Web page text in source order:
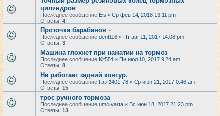
цилиндров
Последнее сообщение Eis « Ср фев 14, 2018 13:11 pm
Ответы: 4
Проточка барабанов +
Последнее сообщение dent116 « Пт авг 11, 2017 14:08 pm
Ответы: 3
Машина глохнет при нажатии на тормоз
Последнее сообщение Kit554 « Пн июл 10, 2017 9:24 am
Ответы: 8
Не работает задний контур.
Последнее сообщение Газ-2401-78 « Ср июн 21, 2017 0:46 am
Ответы: 15
трос ручного тормоза
Последнее сообщение umc-varta « Вс июн 18, 2017 21:23 pm
Ответы: 13